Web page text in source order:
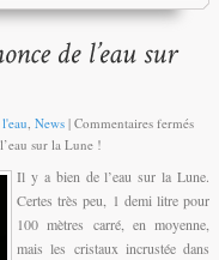
, News | Commentaires fermés
sur la Lune !
Il y a bien de l’eau sur la Lune.
Certes très peu, 1 demi litre pour
100 mètres carré, en moyenne,
mais les cristaux incrustée dans